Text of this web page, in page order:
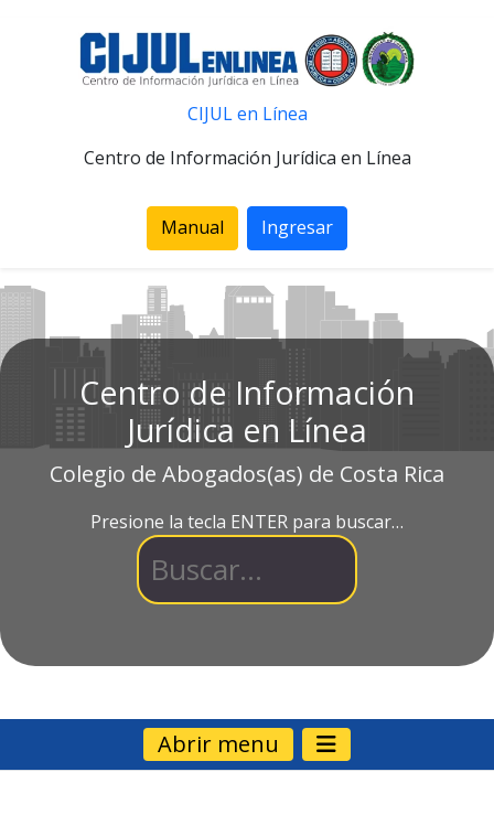
CIJUL en Línea
Centro de Información Jurídica en Línea
Manual Ingresar
Centro de Información
Jurídica en Línea
Colegio de Abogados(as) de Costa Rica
Presione la tecla ENTER para buscar…
Abrir menu